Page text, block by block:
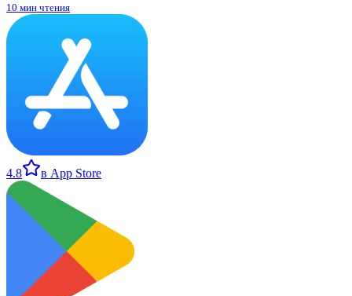
10 мин чтения
4.8 в App Store